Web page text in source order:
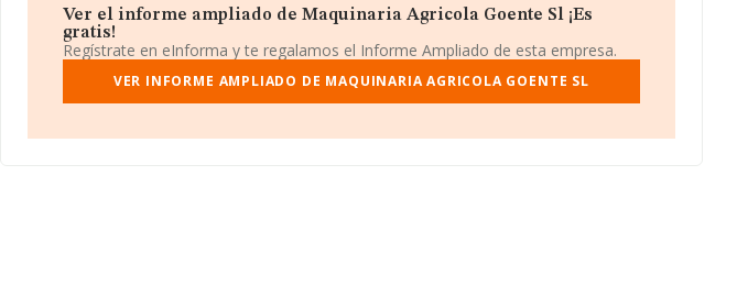
fiscal B15738180, está situada en Lugar Congostras San Martin Goe, (15325), Goente, en
A Coruña, Galicia.
En relación con el sector y disponiendo de los datos de hasta 21.560 empresas, la
facturación en el ámbito nacional alcanza los 6.711 millones de euros y se calcula un
promedio de facturación de 311 mil euros entre todas las compañías. Teniendo en cuenta
con ventas en 2018 de hasta 103 millones de euros. Por último, con el fin de ampliar la
Ver el informe ampliado de Maquinaria Agricola Goente Sl ¡Es
gratis!
Regístrate en eInforma y te regalamos el Informe Ampliado de esta empresa.
VER INFORME AMPLIADO DE MAQUINARIA AGRICOLA GOENTE SL